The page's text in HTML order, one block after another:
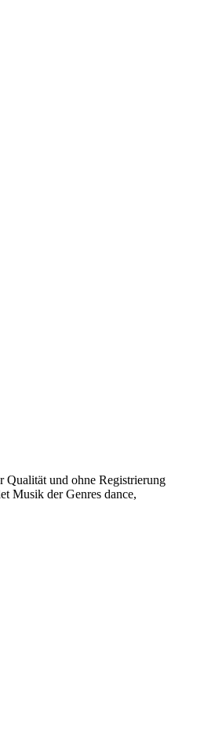
Qualität und ohne Registrierung
Musik der Genres dance,